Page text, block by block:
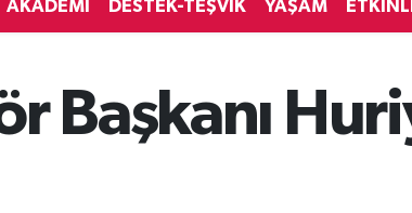
AKADEMİ DESTEK-TEŞVİK YAŞAM
Başkanı